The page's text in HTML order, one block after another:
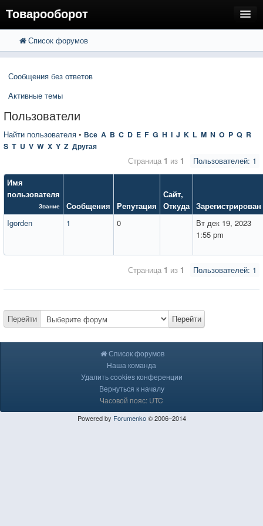
Товарооборот
FAQ
Вход
Расширенный поиск
Список форумов
Сообщения без ответов
Активные темы
Пользователи
Найти пользователя • Все A B C D E F G H I J K L M N O P Q R
S T U V W X Y Z Другая
Пользователей: 1
Страница 1 из 1
Имя
пользователя
Звание Сообщения Репутация
Сайт,
Откуда Зарегистрирован
Igorden
1 0
Вт дек 19, 2023
1:55 pm
Пользователей: 1
Страница 1 из 1
Перейти Перейти
Список форумов
Наша команда
Удалить cookies конференции
Вернуться к началу
Часовой пояс: UTC
Powered by Forumenko© 2006–2014